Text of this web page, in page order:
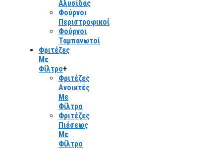
Αλυσίδας
Φούρνοι
Περιστροφικοί
Φούρνοι
Ταμπανωτοί
Φριτέζες
Με
Φίλτρο+
Φριτέζες
Ανοικτές
Με
Φίλτρο
Φριτέζες
Πιέσεως
Με
Φίλτρο